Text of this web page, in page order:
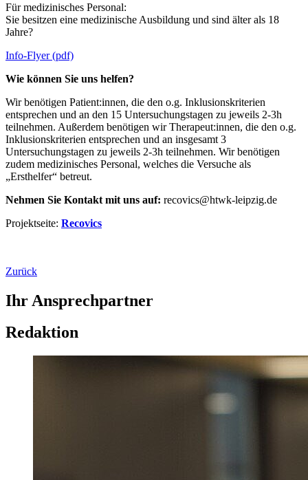
Für medizinisches Personal:
Sie besitzen eine medizinische Ausbildung und sind älter als 18
Jahre?
Info-Flyer (pdf)
Wie können Sie uns helfen?
Wir benötigen Patient:innen, die den o.g. Inklusionskriterien
entsprechen und an den 15 Untersuchungstagen zu jeweils 2-3h
teilnehmen. Außerdem benötigen wir Therapeut:innen, die den o.g.
Inklusionskriterien entsprechen und an insgesamt 3
Untersuchungstagen zu jeweils 2-3h teilnehmen. Wir benötigen
zudem medizinisches Personal, welches die Versuche als
„Ersthelfer“ betreut.
Nehmen Sie Kontakt mit uns auf: recovics@htwk-leipzig.de
Projektseite: Recovics
Zurück
Ihr Ansprechpartner
Redaktion